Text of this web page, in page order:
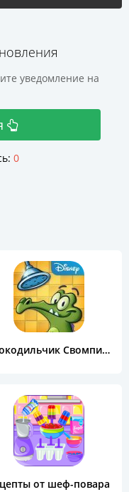
уведомление на
0
Крокодильчик Свомпи Free
от шеф-повара